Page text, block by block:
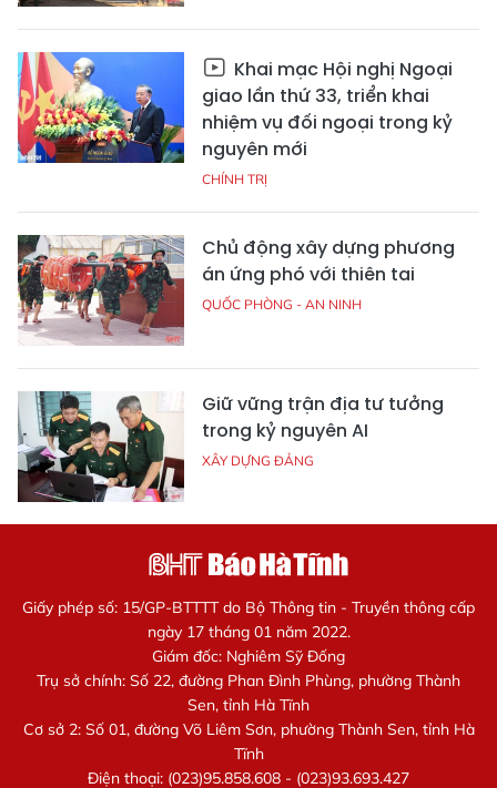
Khai mạc Hội nghị Ngoại
giao lần thứ 33, triển khai
nhiệm vụ đối ngoại trong kỷ
nguyên mới
CHÍNH TRỊ
Chủ động xây dựng phương
án ứng phó với thiên tai
QUỐC PHÒNG - AN NINH
Giữ vững trận địa tư tưởng
trong kỷ nguyên AI
XÂY DỰNG ĐẢNG
Giấy phép số: 15/GP-BTTTT do Bộ Thông tin - Truyền thông cấp
ngày 17 tháng 01 năm 2022.
Giám đốc: Nghiêm Sỹ Đống
Trụ sở chính: Số 22, đường Phan Đình Phùng, phường Thành
Sen, tỉnh Hà Tĩnh
Cơ sở 2: Số 01, đường Võ Liêm Sơn, phường Thành Sen, tỉnh Hà
Tĩnh
Điện thoại: (023)95.858.608 - (023)93.693.427